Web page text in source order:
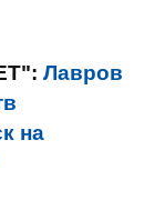
Лавров
на